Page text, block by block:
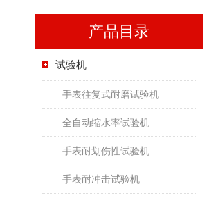
产品目录
试验机
手表往复式耐磨试验机
全自动缩水率试验机
手表耐划伤性试验机
手表耐冲击试验机